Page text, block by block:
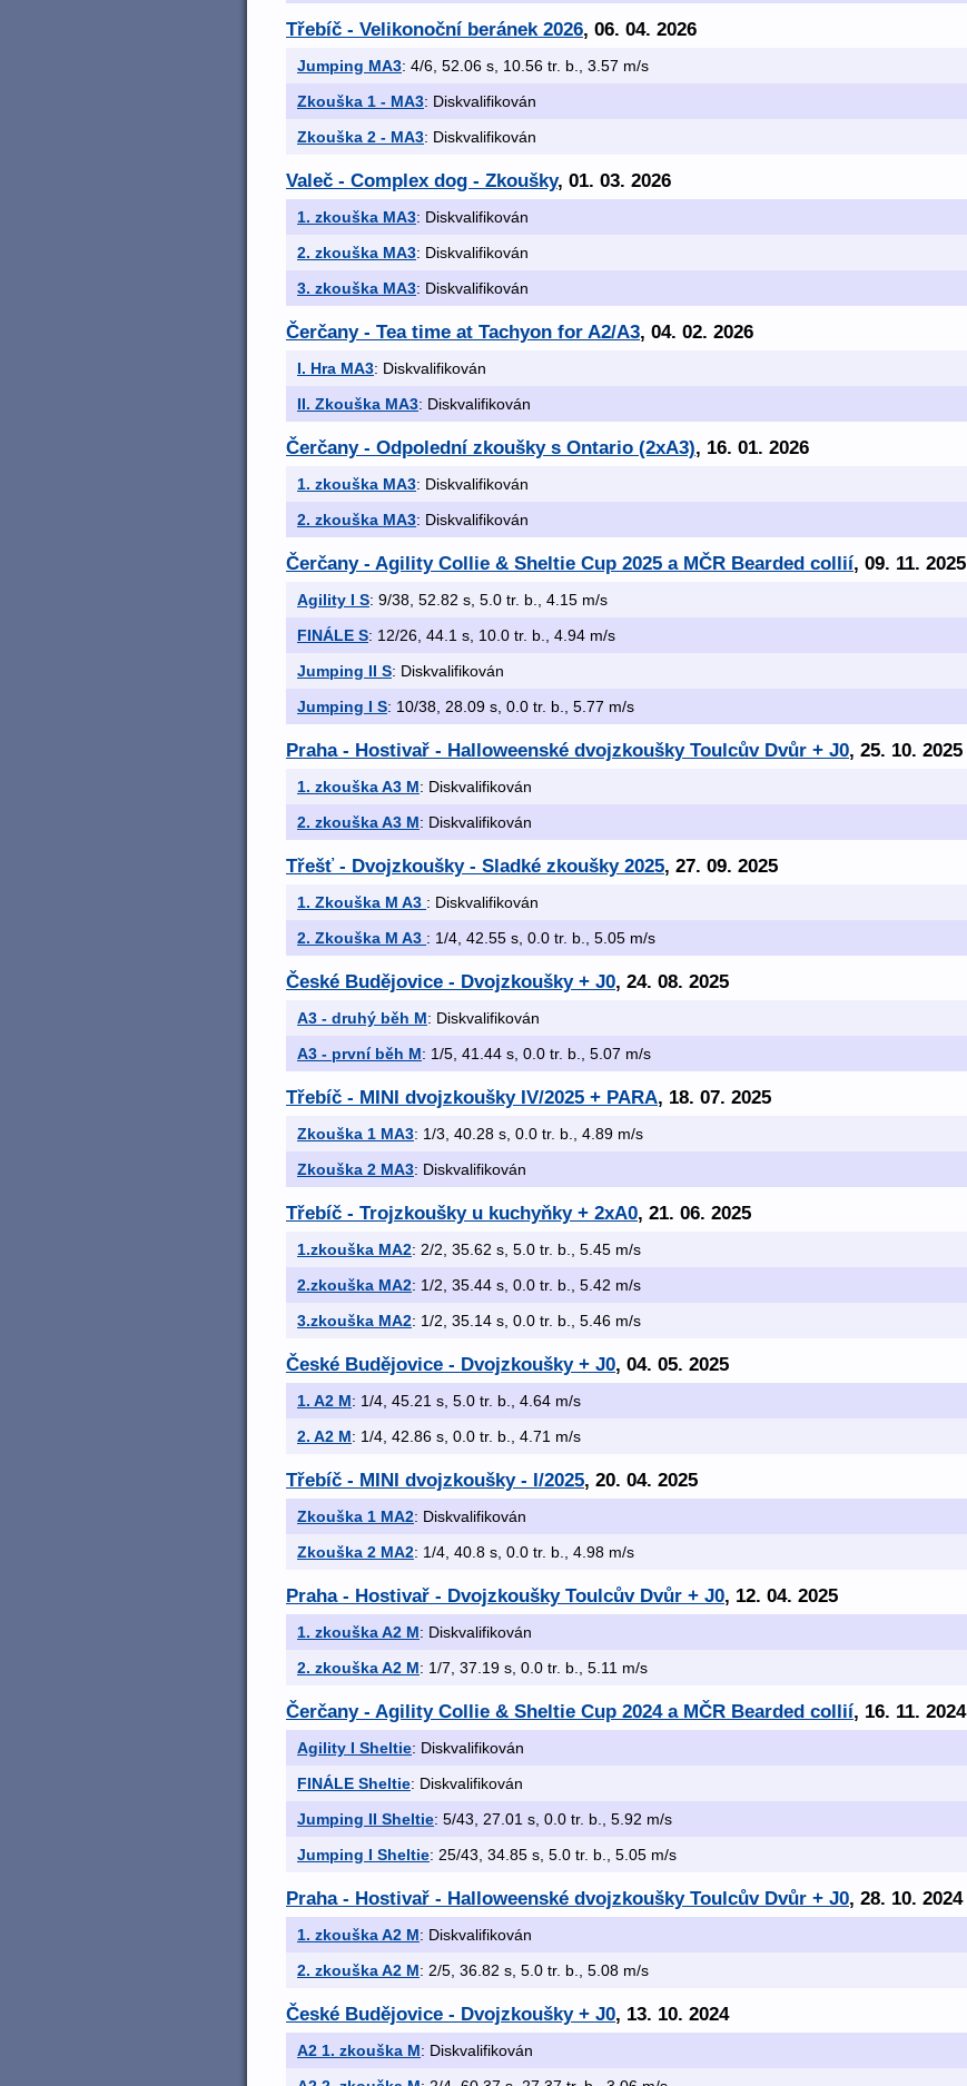
Třebíč - Velikonoční beránek 2026, 06. 04. 2026
Jumping MA3: 4/6, 52.06 s, 10.56 tr. b., 3.57 m/s
Zkouška 1 - MA3: Diskvalifikován
Zkouška 2 - MA3: Diskvalifikován
Valeč - Complex dog - Zkoušky, 01. 03. 2026
1. zkouška MA3: Diskvalifikován
2. zkouška MA3: Diskvalifikován
3. zkouška MA3: Diskvalifikován
Čerčany - Tea time at Tachyon for A2/A3, 04. 02. 2026
I. Hra MA3: Diskvalifikován
II. Zkouška MA3: Diskvalifikován
Čerčany - Odpolední zkoušky s Ontario (2xA3), 16. 01. 2026
1. zkouška MA3: Diskvalifikován
2. zkouška MA3: Diskvalifikován
Čerčany - Agility Collie & Sheltie Cup 2025 a MČR Bearded collií, 09. 11. 2025
Agility I S: 9/38, 52.82 s, 5.0 tr. b., 4.15 m/s
FINÁLE S: 12/26, 44.1 s, 10.0 tr. b., 4.94 m/s
Jumping II S: Diskvalifikován
Jumping I S: 10/38, 28.09 s, 0.0 tr. b., 5.77 m/s
Praha - Hostivař - Halloweenské dvojzkoušky Toulcův Dvůr + J0, 25. 10. 2025
1. zkouška A3 M: Diskvalifikován
2. zkouška A3 M: Diskvalifikován
Třešť - Dvojzkoušky - Sladké zkoušky 2025, 27. 09. 2025
1. Zkouška M A3 : Diskvalifikován
2. Zkouška M A3 : 1/4, 42.55 s, 0.0 tr. b., 5.05 m/s
České Budějovice - Dvojzkoušky + J0, 24. 08. 2025
A3 - druhý běh M: Diskvalifikován
A3 - první běh M: 1/5, 41.44 s, 0.0 tr. b., 5.07 m/s
Třebíč - MINI dvojzkoušky IV/2025 + PARA, 18. 07. 2025
Zkouška 1 MA3: 1/3, 40.28 s, 0.0 tr. b., 4.89 m/s
Zkouška 2 MA3: Diskvalifikován
Třebíč - Trojzkoušky u kuchyňky + 2xA0, 21. 06. 2025
1.zkouška MA2: 2/2, 35.62 s, 5.0 tr. b., 5.45 m/s
2.zkouška MA2: 1/2, 35.44 s, 0.0 tr. b., 5.42 m/s
3.zkouška MA2: 1/2, 35.14 s, 0.0 tr. b., 5.46 m/s
České Budějovice - Dvojzkoušky + J0, 04. 05. 2025
1. A2 M: 1/4, 45.21 s, 5.0 tr. b., 4.64 m/s
2. A2 M: 1/4, 42.86 s, 0.0 tr. b., 4.71 m/s
Třebíč - MINI dvojzkoušky - I/2025, 20. 04. 2025
Zkouška 1 MA2: Diskvalifikován
Zkouška 2 MA2: 1/4, 40.8 s, 0.0 tr. b., 4.98 m/s
Praha - Hostivař - Dvojzkoušky Toulcův Dvůr + J0, 12. 04. 2025
1. zkouška A2 M: Diskvalifikován
2. zkouška A2 M: 1/7, 37.19 s, 0.0 tr. b., 5.11 m/s
Čerčany - Agility Collie & Sheltie Cup 2024 a MČR Bearded collií, 16. 11. 2024
Agility I Sheltie: Diskvalifikován
FINÁLE Sheltie: Diskvalifikován
Jumping II Sheltie: 5/43, 27.01 s, 0.0 tr. b., 5.92 m/s
Jumping I Sheltie: 25/43, 34.85 s, 5.0 tr. b., 5.05 m/s
Praha - Hostivař - Halloweenské dvojzkoušky Toulcův Dvůr + J0, 28. 10. 2024
1. zkouška A2 M: Diskvalifikován
2. zkouška A2 M: 2/5, 36.82 s, 5.0 tr. b., 5.08 m/s
České Budějovice - Dvojzkoušky + J0, 13. 10. 2024
A2 1. zkouška M: Diskvalifikován